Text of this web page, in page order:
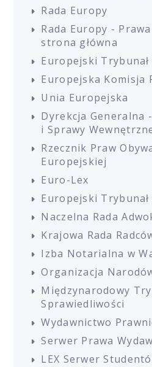
Rada Europy
Rada Europy -
strona główna
Europejski Trybunał
Europejska Komisja
Unia Europejska
Dyrekcja Generalna
i Sprawy
Rzecznik Praw
Europejskiej
Euro-Lex
Europejski
Naczelna Rada
Krajowa Rada
Izba Notarialna w
Organizacja
Międzynarodowy
Sprawiedliwości
Wydawnictwo
Serwer Prawa
LEX Serwer